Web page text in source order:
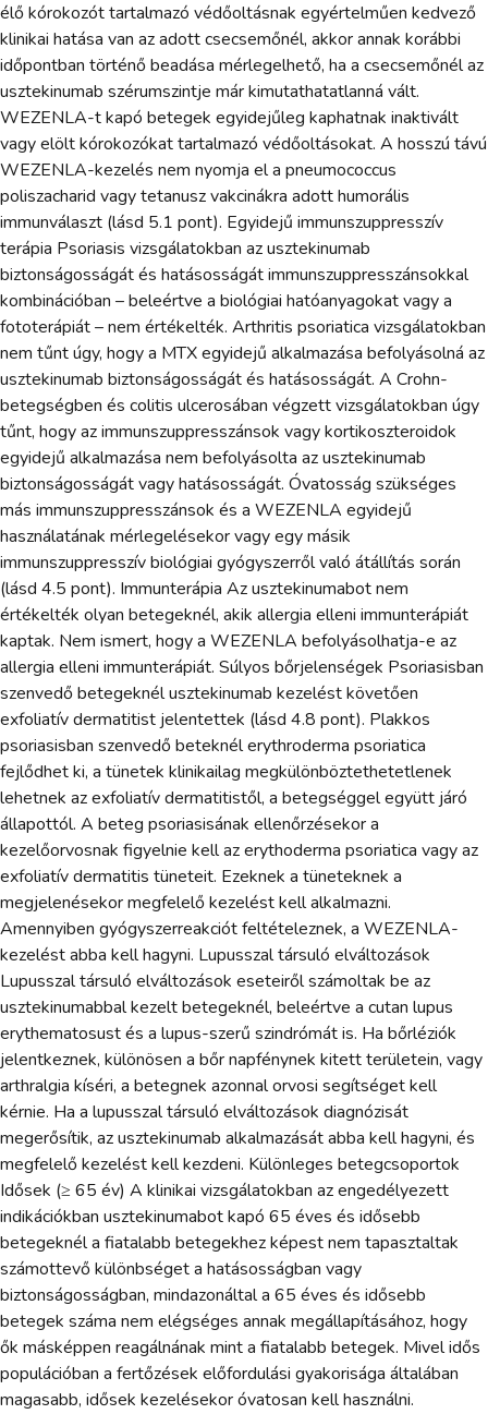
élő kórokozót tartalmazó védőoltásnak egyértelműen kedvező
klinikai hatása van az adott csecsemőnél, akkor annak korábbi
időpontban történő beadása mérlegelhető, ha a csecsemőnél az
usztekinumab szérumszintje már kimutathatatlanná vált.
WEZENLA-t kapó betegek egyidejűleg kaphatnak inaktivált
vagy elölt kórokozókat tartalmazó védőoltásokat. A hosszú távú
WEZENLA-kezelés nem nyomja el a pneumococcus
poliszacharid vagy tetanusz vakcinákra adott humorális
immunválaszt (lásd 5.1 pont). Egyidejű immunszuppresszív
terápia Psoriasis vizsgálatokban az usztekinumab
biztonságosságát és hatásosságát immunszuppresszánsokkal
kombinációban – beleértve a biológiai hatóanyagokat vagy a
fototerápiát – nem értékelték. Arthritis psoriatica vizsgálatokban
nem tűnt úgy, hogy a MTX egyidejű alkalmazása befolyásolná az
usztekinumab biztonságosságát és hatásosságát. A Crohn-
betegségben és colitis ulcerosában végzett vizsgálatokban úgy
tűnt, hogy az immunszuppresszánsok vagy kortikoszteroidok
egyidejű alkalmazása nem befolyásolta az usztekinumab
biztonságosságát vagy hatásosságát. Óvatosság szükséges
más immunszuppresszánsok és a WEZENLA egyidejű
használatának mérlegelésekor vagy egy másik
immunszuppresszív biológiai gyógyszerről való átállítás során
(lásd 4.5 pont). Immunterápia Az usztekinumabot nem
értékelték olyan betegeknél, akik allergia elleni immunterápiát
kaptak. Nem ismert, hogy a WEZENLA befolyásolhatja-e az
allergia elleni immunterápiát. Súlyos bőrjelenségek Psoriasisban
szenvedő betegeknél usztekinumab kezelést követően
exfoliatív dermatitist jelentettek (lásd 4.8 pont). Plakkos
psoriasisban szenvedő beteknél erythroderma psoriatica
fejlődhet ki, a tünetek klinikailag megkülönböztethetetlenek
lehetnek az exfoliatív dermatitistől, a betegséggel együtt járó
állapottól. A beteg psoriasisának ellenőrzésekor a
kezelőorvosnak figyelnie kell az erythoderma psoriatica vagy az
exfoliatív dermatitis tüneteit. Ezeknek a tüneteknek a
megjelenésekor megfelelő kezelést kell alkalmazni.
Amennyiben gyógyszerreakciót feltételeznek, a WEZENLA-
kezelést abba kell hagyni. Lupusszal társuló elváltozások
Lupusszal társuló elváltozások eseteiről számoltak be az
usztekinumabbal kezelt betegeknél, beleértve a cutan lupus
erythematosust és a lupus-szerű szindrómát is. Ha bőrléziók
jelentkeznek, különösen a bőr napfénynek kitett területein, vagy
arthralgia kíséri, a betegnek azonnal orvosi segítséget kell
kérnie. Ha a lupusszal társuló elváltozások diagnózisát
megerősítik, az usztekinumab alkalmazását abba kell hagyni, és
megfelelő kezelést kell kezdeni. Különleges betegcsoportok
Idősek (≥ 65 év) A klinikai vizsgálatokban az engedélyezett
indikációkban usztekinumabot kapó 65 éves és idősebb
betegeknél a fiatalabb betegekhez képest nem tapasztaltak
számottevő különbséget a hatásosságban vagy
biztonságosságban, mindazonáltal a 65 éves és idősebb
betegek száma nem elégséges annak megállapításához, hogy
ők másképpen reagálnának mint a fiatalabb betegek. Mivel idős
populációban a fertőzések előfordulási gyakorisága általában
magasabb, idősek kezelésekor óvatosan kell használni.